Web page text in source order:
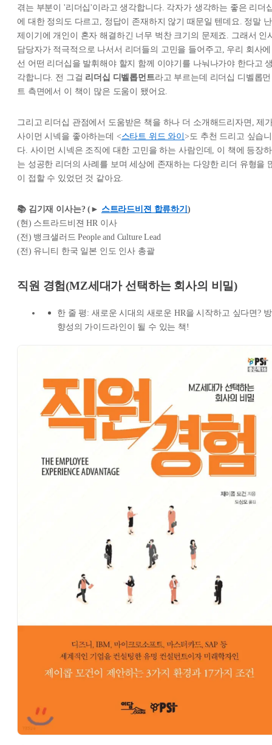
겪는 부분이 '리더십'이라고 생각합니다. 각자가 생각하는 좋은 리더
에 대한 정의도 다르고, 정답이 존재하지 않기 때문일 텐데요. 정말 난
제이기에 개인이 혼자 해결하긴 너무 벅찬 크기의 문제죠. 그래서 인
담당자가 적극적으로 나서서 리더들의 고민을 들어주고, 우리 회사에
선 어떤 리더십을 발휘해야 할지 함께 이야기를 나눠나가야 한다고
각합니다. 전 그걸 리더십 디벨롭먼트라고 부르는데 리더십 디벨롭먼
트 측면에서 이 책이 많은 도움이 됐어요.
그리고 리더십 관점에서 도움받은 책을 하나 더 소개해드리자면, 제
사이먼 시넥을 좋아하는데 <스타트 위드 와이>도 추천 드리고 싶습니
다. 사이먼 시넥은 조직에 대한 고민을 하는 사람인데, 이 책에 등장하
는 성공한 리더의 사례를 보며 세상에 존재하는 다양한 리더 유형을
이 접할 수 있었던 것 같아요.
📚 김기재 이사는? (► 스트라드비젼 합류하기)
(현) 스트라드비젼 HR 이사
(전) 뱅크샐러드 People and Culture Lead
(전) 유니티 한국 일본 인도 인사 총괄
직원 경험(MZ세대가 선택하는 회사의 비밀)
한 줄 평: 새로운 시대의 새로운 HR을 시작하고 싶다면? 방
향성의 가이드라인이 될 수 있는 책!